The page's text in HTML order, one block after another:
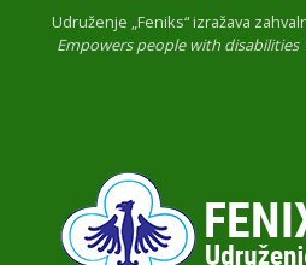
Udruženje „Feniks“ izražava
Empowers people with disabilities